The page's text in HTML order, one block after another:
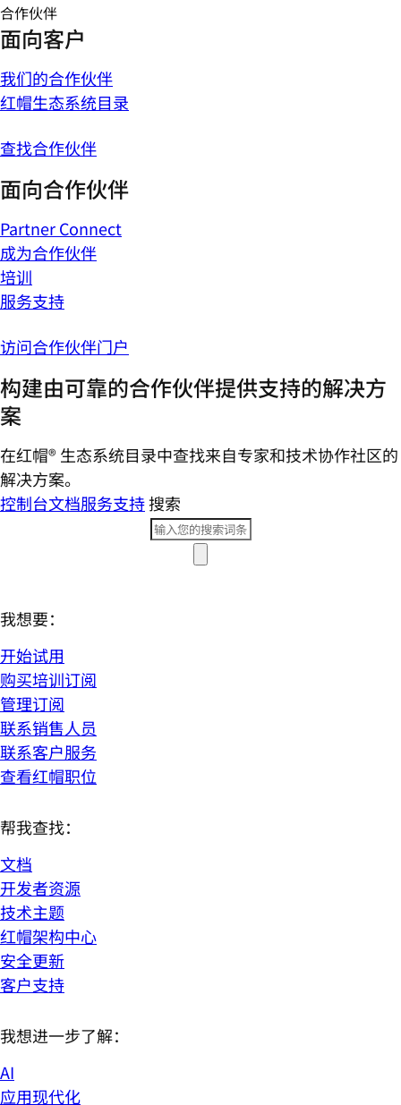
合作伙伴
面向客户
我们的合作伙伴
红帽生态系统目录
查找合作伙伴
面向合作伙伴
Partner Connect
成为合作伙伴
培训
服务支持
访问合作伙伴门户
构建由可靠的合作伙伴提供支持的解决方
案
在红帽® 生态系统目录中查找来自专家和技术协作社区的
解决方案。
控制台文档服务支持搜索
我想要：
开始试用
购买培训订阅
管理订阅
联系销售人员
联系客户服务
查看红帽职位
帮我查找：
文档
开发者资源
技术主题
红帽架构中心
安全更新
客户支持
我想进一步了解：
AI
应用现代化